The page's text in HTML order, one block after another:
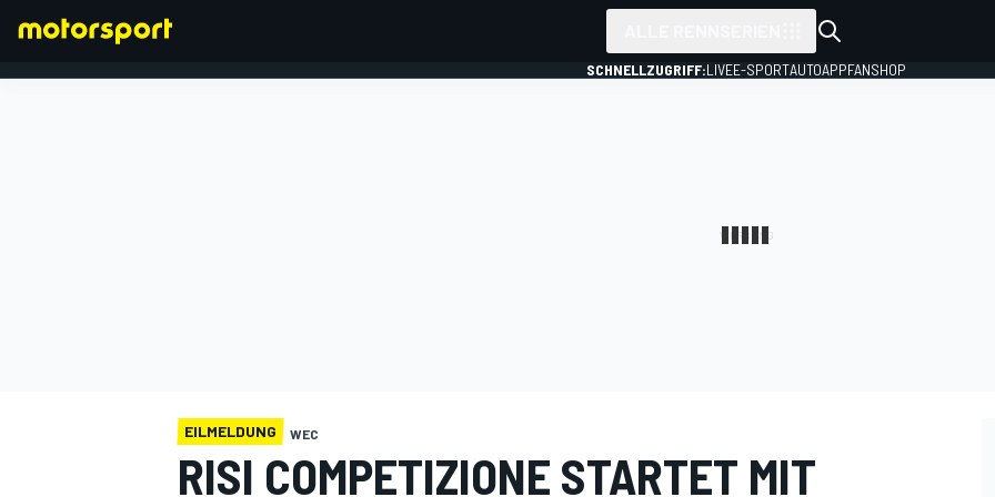
SCHNELLZUGRIFF:LIVEE-SPORTAUTOAPPFANSHOP
EILMELDUNG WEC
RISI COMPETIZIONE STARTET MIT